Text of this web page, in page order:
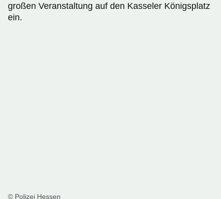
großen Veranstaltung auf den Kasseler Königsplatz
ein.
© Polizei Hessen